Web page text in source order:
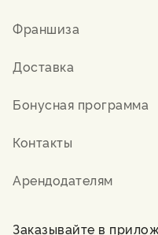
Франшиза
Доставка
Бонусная программа
Контакты
Арендодателям
Заказывайте в